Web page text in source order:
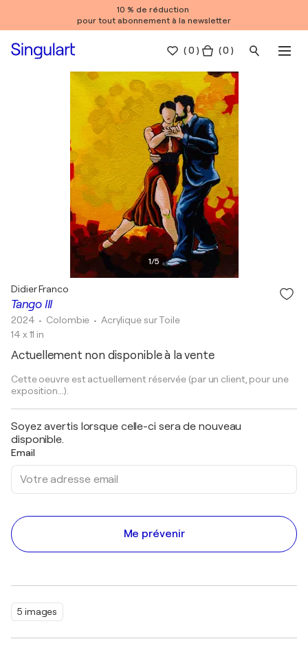
10 % de réduction
pour tout abonnement à la newsletter
(0 ) ( 0 )
1/5
5 images
Tango III
Didier Franco
2024 • Colombie • Acrylique sur Toile
14 x 11 in
Actuellement non disponible à la vente
Cette oeuvre est actuellement réservée (par un client, pour une
exposition...).
Soyez avertis lorsque celle-ci sera de nouveau
disponible.
Email
Me prévenir